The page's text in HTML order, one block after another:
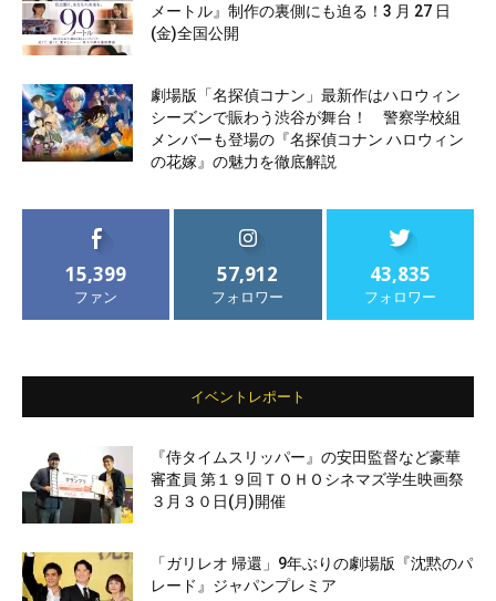
メートル』制作の裏側にも迫る！3 月 27 日
(金)全国公開
劇場版「名探偵コナン」最新作はハロウィン
シーズンで賑わう渋谷が舞台！ 警察学校組
メンバーも登場の『名探偵コナン ハロウィン
の花嫁』の魅力を徹底解説
15,399
ファン
57,912
フォロワー
43,835
フォロワー
イベントレポート
『侍タイムスリッパー』の安田監督など豪華
審査員 第１９回ＴＯＨＯシネマズ学生映画祭
３月３０日(月)開催
「ガリレオ 帰還」9年ぶりの劇場版『沈黙のパ
レード』ジャパンプレミア